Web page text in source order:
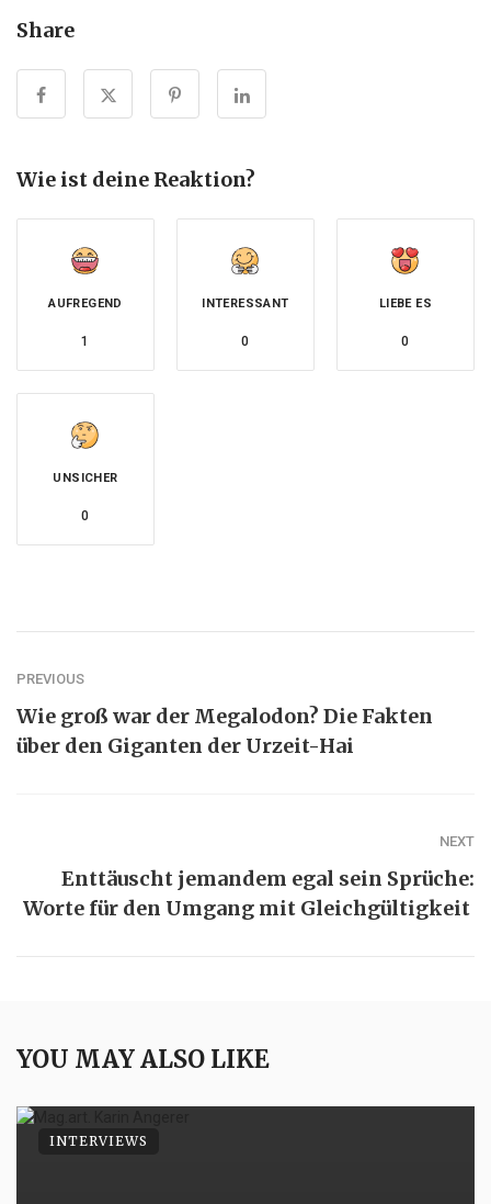
Share
Wie ist deine Reaktion?
AUFREGEND
1
INTERESSANT
0
LIEBE ES
0
UNSICHER
0
PREVIOUS
Wie groß war der Megalodon? Die Fakten
über den Giganten der Urzeit-Hai
NEXT
Enttäuscht jemandem egal sein Sprüche:
Worte für den Umgang mit Gleichgültigkeit
YOU MAY ALSO LIKE
INTERVIEWS